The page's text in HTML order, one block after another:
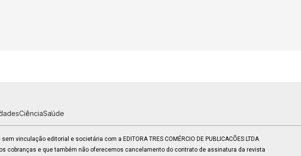
CiênciaSaúde
vinculação editorial e societária com a EDITORA TRES COMÉRCIO DE PUBLICACÕES LTDA
cobranças e que também não oferecemos cancelamento do contrato de assinatura da revista